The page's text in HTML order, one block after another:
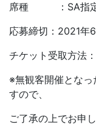
席種 ：SA指
応募締切：2021年
チケット受取方法
※無観客開催となっ
すので、
ご了承の上でお申